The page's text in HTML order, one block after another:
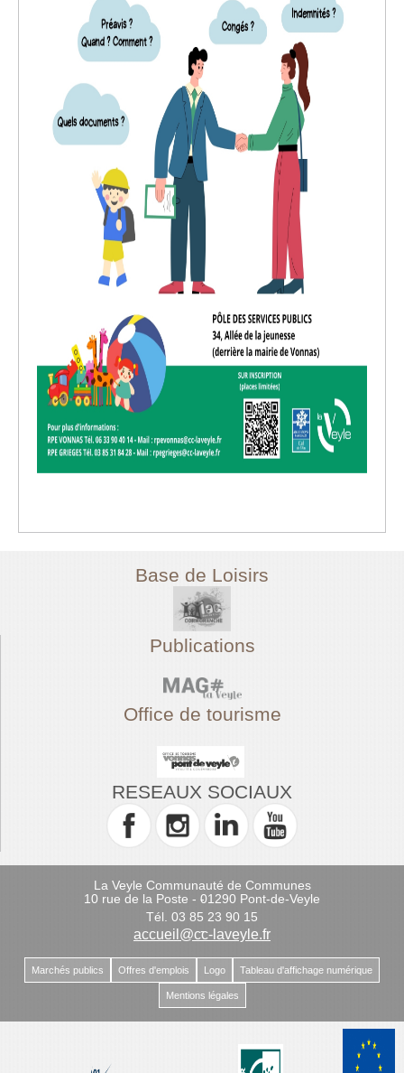
Base de Loisirs
Publications
Office de tourisme
RESEAUX SOCIAUX
La Veyle Communauté de Communes
-
10 rue de la Poste - 01290 Pont-de-Veyle
Tél. 03 85 23 90 15
-
accueil@cc-laveyle.fr
Marchés publics Offres d'emplois Logo Tableau d'affichage numérique
Mentions légales